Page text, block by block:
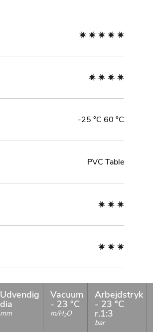
-25 °C 60 °C
PVC Table
Udvendig
dia
mm
Vacuum
- 23 °C
m/H2O
Arbejdstryk
- 23 °C
r.1:3
bar